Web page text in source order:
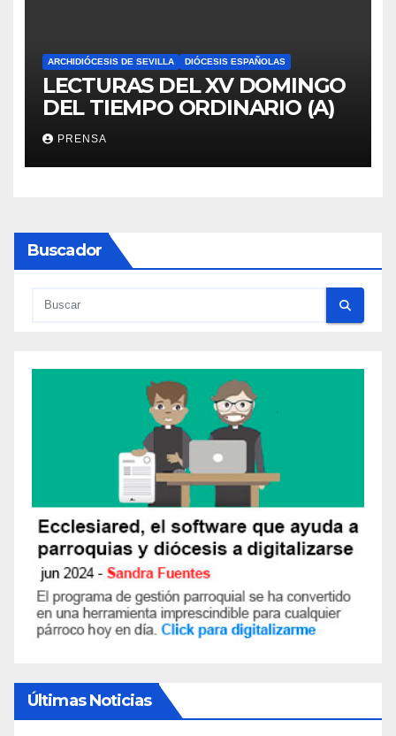
ARCHIDIÓCESIS DE SEVILLA DIÓCESIS ESPAÑOLAS
LECTURAS DEL XV DOMINGO
DEL TIEMPO ORDINARIO (A)
PRENSA
Buscador
Últimas Noticias